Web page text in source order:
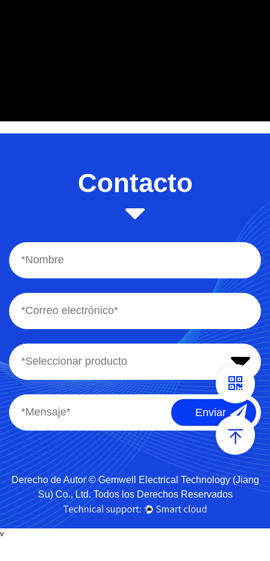
Contacto
Derecho de Autor © Gemwell Electrical Technology (Jiang
Su) Co., Ltd. Todos los Derechos Reservados
v